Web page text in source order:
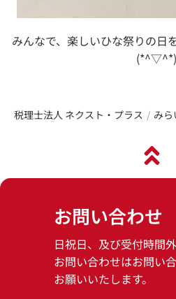
みんなで、楽しいひな祭りの日
(*^▽^*)
税理士法人 ネクスト・プラス み
お問い合わせ
日祝日、及び受付時間
お問い合わせはお問い
お願いいたします。